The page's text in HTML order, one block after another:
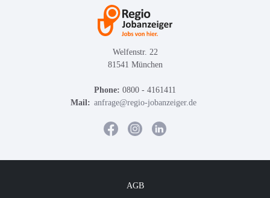
Welfenstr. 22
81541 München
Phone: 0800 - 4161411
Mail: anfrage@regio-jobanzeiger.de
AGB